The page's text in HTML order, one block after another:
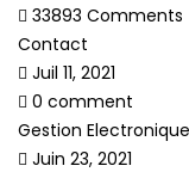
33893 Comments
Contact
Juil 11, 2021
0 comment
Gestion
Juin 23, 2021